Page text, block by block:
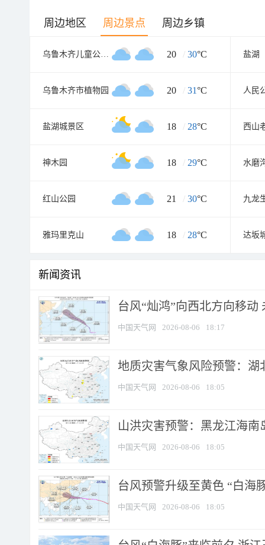
周边地区 周边景点 周边乡镇
乌鲁木齐儿童公园北门 20 / 30°C 盐湖
乌鲁木齐市植物园 20 / 31°C 人民
盐湖城景区 18 / 28°C 西山
神木园 18 / 29°C 水磨
红山公园 21 / 30°C 九龙
雅玛里克山 18 / 28°C
新闻资讯
台风“灿鸿”向西北方向移动
中国天气网 2026-08-06 18:17
地质灾害气象风险预警：湖
中国天气网 2026-08-06 18:05
山洪灾害预警：黑龙江海
中国天气网 2026-08-06 18:05
台风预警升级至黄色 “白海
中国天气网 2026-08-06 18:05